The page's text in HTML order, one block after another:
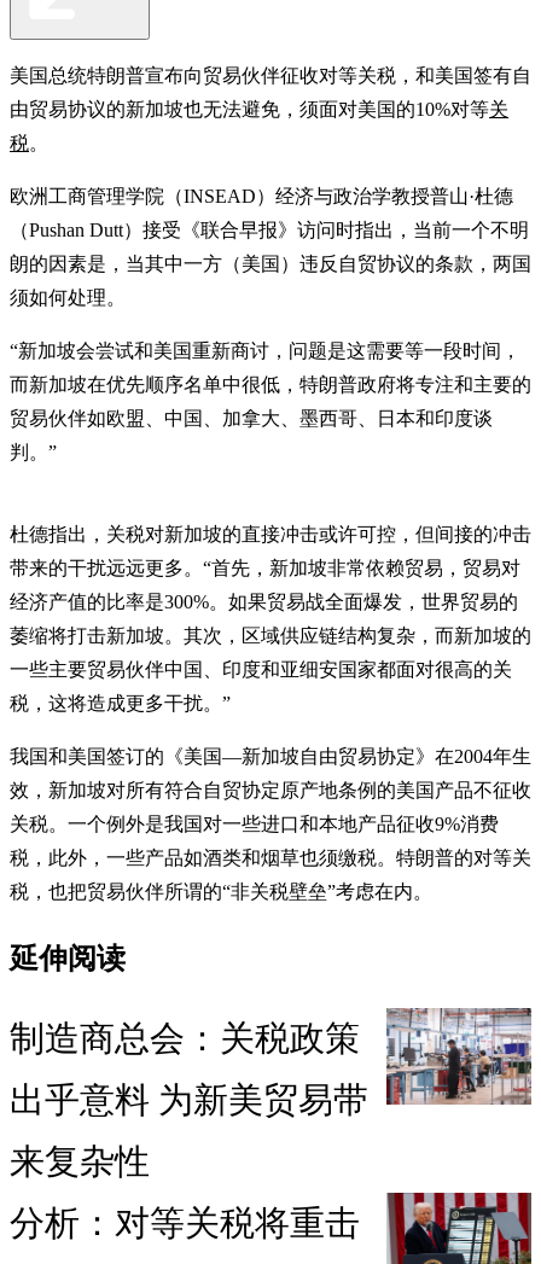
美国总统特朗普宣布向贸易伙伴征收对等关税，和美国签有自
由贸易协议的新加坡也无法避免，须面对美国的10%对等关
税。
欧洲工商管理学院（INSEAD）经济与政治学教授普山·杜德
（Pushan Dutt）接受《联合早报》访问时指出，当前一个不明
朗的因素是，当其中一方（美国）违反自贸协议的条款，两国
须如何处理。
“新加坡会尝试和美国重新商讨，问题是这需要等一段时间，
而新加坡在优先顺序名单中很低，特朗普政府将专注和主要的
贸易伙伴如欧盟、中国、加拿大、墨西哥、日本和印度谈
判。”
杜德指出，关税对新加坡的直接冲击或许可控，但间接的冲击
带来的干扰远远更多。“首先，新加坡非常依赖贸易，贸易对
经济产值的比率是300%。如果贸易战全面爆发，世界贸易的
萎缩将打击新加坡。其次，区域供应链结构复杂，而新加坡的
一些主要贸易伙伴中国、印度和亚细安国家都面对很高的关
税，这将造成更多干扰。”
我国和美国签订的《美国—新加坡自由贸易协定》在2004年生
效，新加坡对所有符合自贸协定原产地条例的美国产品不征收
关税。一个例外是我国对一些进口和本地产品征收9%消费
税，此外，一些产品如酒类和烟草也须缴税。特朗普的对等关
税，也把贸易伙伴所谓的“非关税壁垒”考虑在内。
延伸阅读
制造商总会：关税政策
出乎意料 为新美贸易带
来复杂性
分析：对等关税将重击